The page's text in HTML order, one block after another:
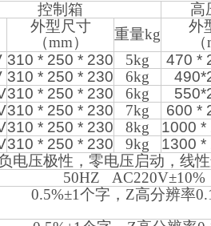
控制箱
高
外型尺寸
（mm）
重量kg
外
310 * 250 * 230 5kg
470 *
310 * 250 * 230 6kg
310 * 250 * 230 6kg
310 * 250 * 230 7kg
600 *
310 * 250 * 230 8kg
1000 *
310 * 250 * 230 9kg
1300 *
电压极性，零电压启动，线
50HZ AC220V±10%
0.5%±1个字，Z高分辨率